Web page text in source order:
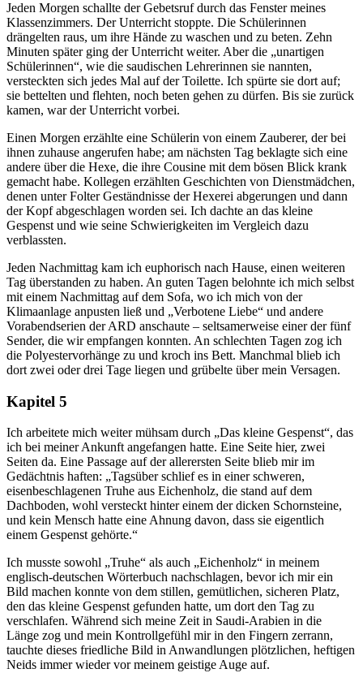
Jeden Morgen schallte der Gebetsruf durch das Fenster meines
Klassenzimmers. Der Unterricht stoppte. Die Schülerinnen
drängelten raus, um ihre Hände zu waschen und zu beten. Zehn
Minuten später ging der Unterricht weiter. Aber die „unartigen
Schülerinnen“, wie die saudischen Lehrerinnen sie nannten,
versteckten sich jedes Mal auf der Toilette. Ich spürte sie dort auf;
sie bettelten und flehten, noch beten gehen zu dürfen. Bis sie zurück
kamen, war der Unterricht vorbei.
Einen Morgen erzählte eine Schülerin von einem Zauberer, der bei
ihnen zuhause angerufen habe; am nächsten Tag beklagte sich eine
andere über die Hexe, die ihre Cousine mit dem bösen Blick krank
gemacht habe. Kollegen erzählten Geschichten von Dienstmädchen,
denen unter Folter Geständnisse der Hexerei abgerungen und dann
der Kopf abgeschlagen worden sei. Ich dachte an das kleine
Gespenst und wie seine Schwierigkeiten im Vergleich dazu
verblassten.
Jeden Nachmittag kam ich euphorisch nach Hause, einen weiteren
Tag überstanden zu haben. An guten Tagen belohnte ich mich selbst
mit einem Nachmittag auf dem Sofa, wo ich mich von der
Klimaanlage anpusten ließ und „Verbotene Liebe“ und andere
Vorabendserien der ARD anschaute – seltsamerweise einer der fünf
Sender, die wir empfangen konnten. An schlechten Tagen zog ich
die Polyestervorhänge zu und kroch ins Bett. Manchmal blieb ich
dort zwei oder drei Tage liegen und grübelte über mein Versagen.
Kapitel 5
Ich arbeitete mich weiter mühsam durch „Das kleine Gespenst“, das
ich bei meiner Ankunft angefangen hatte. Eine Seite hier, zwei
Seiten da. Eine Passage auf der allerersten Seite blieb mir im
Gedächtnis haften: „Tagsüber schlief es in einer schweren,
eisenbeschlagenen Truhe aus Eichenholz, die stand auf dem
Dachboden, wohl versteckt hinter einem der dicken Schornsteine,
und kein Mensch hatte eine Ahnung davon, dass sie eigentlich
einem Gespenst gehörte.“
Ich musste sowohl „Truhe“ als auch „Eichenholz“ in meinem
englisch-deutschen Wörterbuch nachschlagen, bevor ich mir ein
Bild machen konnte von dem stillen, gemütlichen, sicheren Platz,
den das kleine Gespenst gefunden hatte, um dort den Tag zu
verschlafen. Während sich meine Zeit in Saudi-Arabien in die
Länge zog und mein Kontrollgefühl mir in den Fingern zerrann,
tauchte dieses friedliche Bild in Anwandlungen plötzlichen, heftigen
Neids immer wieder vor meinem geistige Auge auf.